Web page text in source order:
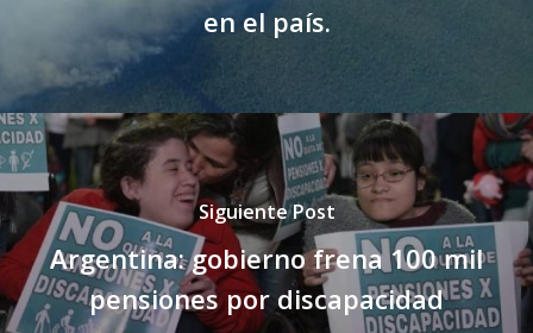
en el país.
Siguiente Post
Argentina: gobierno frena 100 mil
pensiones por discapacidad